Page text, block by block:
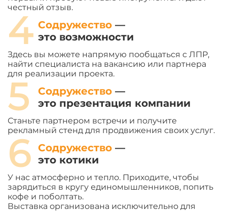
честный отзыв.
4 Содружество —
это возможности
Здесь вы можете напрямую пообщаться с ЛПР,
найти специалиста на вакансию или партнера
для реализации проекта.
5 Содружество —
это презентация компании
Станьте партнером встречи и получите
рекламный стенд для продвижения своих услуг.
6 Содружество —
это котики
У нас атмосферно и тепло. Приходите, чтобы
зарядиться в кругу единомышленников, попить
кофе и поболтать.
Выставка организована исключительно для